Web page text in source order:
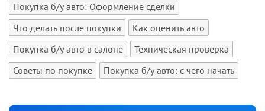
Покупка б/у авто: Оформление сделки
Что делать после покупки
Как оценить авто
Покупка б/у авто в салоне
Техническая проверка
Советы по покупке
Покупка б/у авто: с чего начать